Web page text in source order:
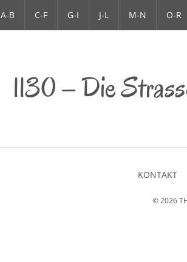
A-B C-F G-I J-L M-N O-R
1130 – Die
KONTAKT
© 2026